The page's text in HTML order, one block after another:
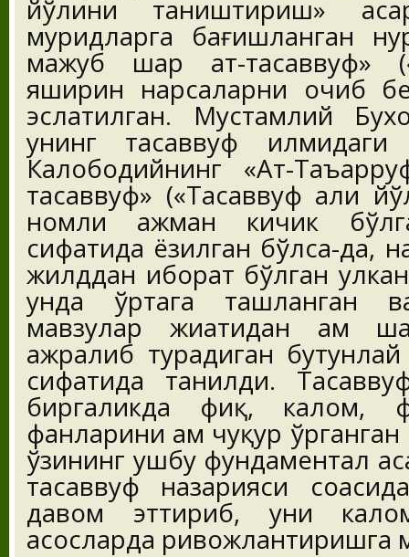
йўлини таништириш»
муридларга бағишланган
маҳжуб шарҳ ат-тасаввуф»
яширин нарсаларни очиб
эслатилган. Мустамлий
унинг тасаввуф
Калободийнинг «Ат-
тасаввуф» («Тасаввуф аҳли
номли ҳажман кичик
сифатида ёзилган бўлса-да,
жилддан иборат бўлган
унда ўртага ташланган
мавзулар жиҳатидан ҳам
ажралиб турадиган
сифатида танилди.
биргаликда фиқҳ, калом,
фанларини ҳам чуқур
ўзининг ушбу фундаментал
тасаввуф назарияси
давом эттириб, уни
асосларда ривожлантиришга